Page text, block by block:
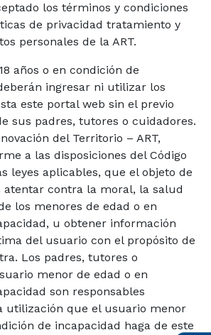
los términos y condiciones
de privacidad tratamiento y
personales de la ART.
años o en condición de
ingresar ni utilizar los
este portal web sin el previo
sus padres, tutores o cuidadores.
del Territorio – ART,
a las disposiciones del Código
leyes aplicables, que el objeto de
atentar contra la moral, la salud
los menores de edad o en
u obtener información
del usuario con el propósito de
Los padres, tutores o
menor de edad o en
son responsables
utilización que el usuario menor
de incapacidad haga de este